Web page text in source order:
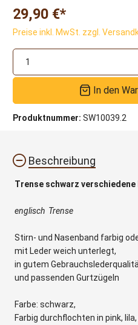
29,90 €*
Preise inkl. MwSt. zzgl.
In den
Produktnummer: SW10039.2
Beschreibung
Trense schwarz
englisch Trense
Stirn- und Nasenband farbig
mit Leder weich unterlegt,
in gutem
und passenden Gurtzügeln
Farbe: schwarz,
Farbig durchflochten in pink,